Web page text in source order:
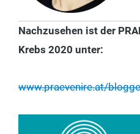
Nachzusehen ist der
Krebs 2020 unter:
www.praev­enire.at/